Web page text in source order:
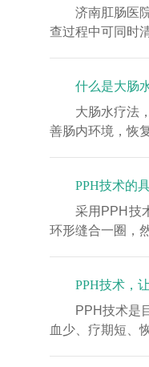
济南肛肠医
查过程中可同时
什么是大肠
大肠水疗法
善肠内环境，恢
PPH技术的
采用PPH技
环形缝合一圈，
PPH技术，
PPH技术是
血少、疗期短、